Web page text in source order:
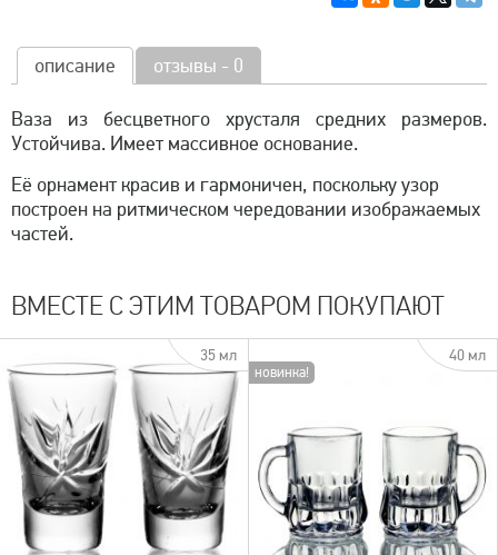
описание отзывы - 0
Ваза из бесцветного хрусталя средних размеров.
Устойчива. Имеет массивное основание.
Её орнамент красив и гармоничен, поскольку узор
построен на ритмическом чередовании изображаемых
частей.
ВМЕСТЕ С ЭТИМ ТОВАРОМ ПОКУПАЮТ
35 мл
новинка!
40 мл